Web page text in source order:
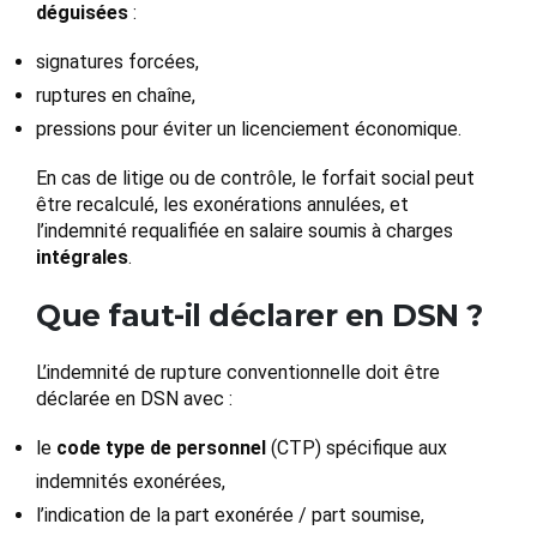
déguisées :
signatures forcées,
ruptures en chaîne,
pressions pour éviter un licenciement économique.
En cas de litige ou de contrôle, le forfait social peut
être recalculé, les exonérations annulées, et
l’indemnité requalifiée en salaire soumis à charges
intégrales.
Que faut-il déclarer en DSN ?
L’indemnité de rupture conventionnelle doit être
déclarée en DSN avec :
le code type de personnel (CTP) spécifique aux
indemnités exonérées,
l’indication de la part exonérée / part soumise,